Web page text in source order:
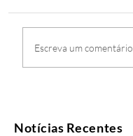
Escreva um comentário
Notícias Recentes